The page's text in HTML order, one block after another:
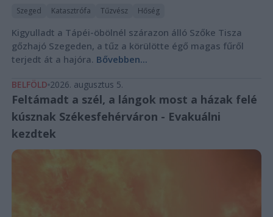
Szeged Katasztrófa Tűzvész Hőség
Kigyulladt a Tápéi-öbölnél szárazon álló Szőke Tisza
gőzhajó Szegeden, a tűz a körülötte égő magas fűről
terjedt át a hajóra. Bővebben...
BELFÖLD 2026. augusztus 5.
Feltámadt a szél, a lángok most a házak felé
kúsznak Székesfehérváron - Evakuálni
kezdtek